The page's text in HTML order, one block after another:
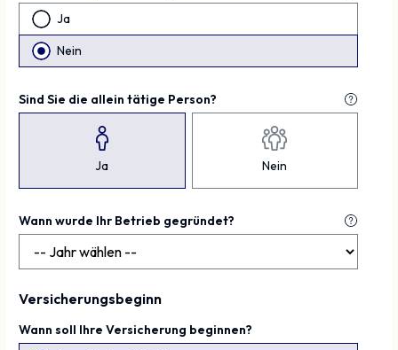
Ja
Nein
Sind Sie die allein tätige Person?
Ja Nein
Wann wurde Ihr Betrieb gegründet?
Versicherungsbeginn
Wann soll Ihre Versicherung beginnen?